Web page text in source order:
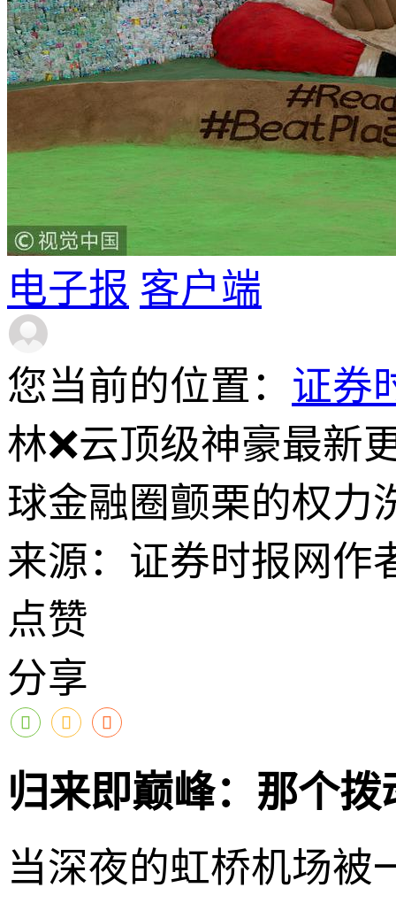
电子报 客户端
您当前的位置： 证券
林❌云顶级神豪最新
球金融圈颤栗的权力
来源：证券时报网作
点赞
分享
归来即巅峰：那个
当深夜的虹桥机场被